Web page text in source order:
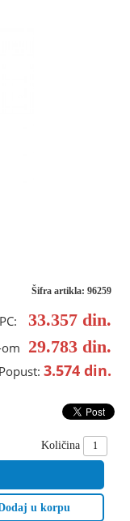
Šifra artikla: 96259
33.357 din.
29.783 din.
Popust: 3.574 din.
Količina
u korpu